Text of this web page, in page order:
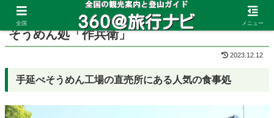
ホーム 香川県 小豆島
そうめん処「作兵衛」
2023.12.12
手延べそうめん工場の直売所にある人気の食事処
全国 メニュー